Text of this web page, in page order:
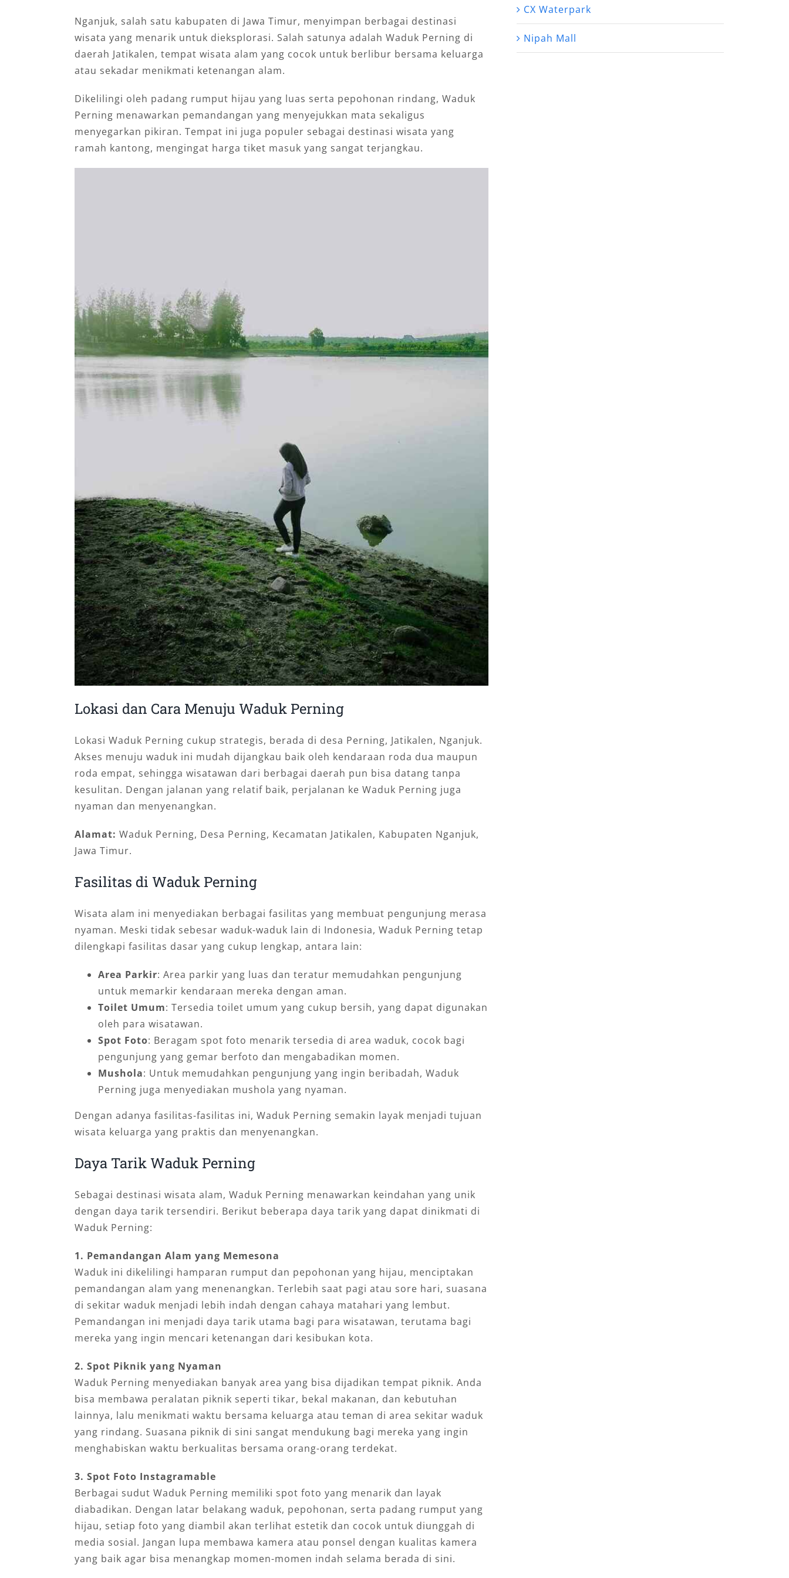
Nganjuk, salah satu kabupaten di Jawa Timur, menyimpan berbagai destinasi
wisata yang menarik untuk dieksplorasi. Salah satunya adalah Waduk Perning di
daerah Jatikalen, tempat wisata alam yang cocok untuk berlibur bersama keluarga
atau sekadar menikmati ketenangan alam.
Dikelilingi oleh padang rumput hijau yang luas serta pepohonan rindang, Waduk
Perning menawarkan pemandangan yang menyejukkan mata sekaligus
menyegarkan pikiran. Tempat ini juga populer sebagai destinasi wisata yang
ramah kantong, mengingat harga tiket masuk yang sangat terjangkau.
Lokasi dan Cara Menuju Waduk Perning
Lokasi Waduk Perning cukup strategis, berada di desa Perning, Jatikalen, Nganjuk.
Akses menuju waduk ini mudah dijangkau baik oleh kendaraan roda dua maupun
roda empat, sehingga wisatawan dari berbagai daerah pun bisa datang tanpa
kesulitan. Dengan jalanan yang relatif baik, perjalanan ke Waduk Perning juga
nyaman dan menyenangkan.
Alamat: Waduk Perning, Desa Perning, Kecamatan Jatikalen, Kabupaten Nganjuk,
Jawa Timur.
Fasilitas di Waduk Perning
Wisata alam ini menyediakan berbagai fasilitas yang membuat pengunjung merasa
nyaman. Meski tidak sebesar waduk-waduk lain di Indonesia, Waduk Perning tetap
dilengkapi fasilitas dasar yang cukup lengkap, antara lain:
Area Parkir: Area parkir yang luas dan teratur memudahkan pengunjung
untuk memarkir kendaraan mereka dengan aman.
Toilet Umum: Tersedia toilet umum yang cukup bersih, yang dapat digunakan
oleh para wisatawan.
Spot Foto: Beragam spot foto menarik tersedia di area waduk, cocok bagi
pengunjung yang gemar berfoto dan mengabadikan momen.
Mushola: Untuk memudahkan pengunjung yang ingin beribadah, Waduk
Perning juga menyediakan mushola yang nyaman.
Dengan adanya fasilitas-fasilitas ini, Waduk Perning semakin layak menjadi tujuan
wisata keluarga yang praktis dan menyenangkan.
Daya Tarik Waduk Perning
Sebagai destinasi wisata alam, Waduk Perning menawarkan keindahan yang unik
dengan daya tarik tersendiri. Berikut beberapa daya tarik yang dapat dinikmati di
Waduk Perning:
1. Pemandangan Alam yang Memesona
Waduk ini dikelilingi hamparan rumput dan pepohonan yang hijau, menciptakan
pemandangan alam yang menenangkan. Terlebih saat pagi atau sore hari, suasana
di sekitar waduk menjadi lebih indah dengan cahaya matahari yang lembut.
Pemandangan ini menjadi daya tarik utama bagi para wisatawan, terutama bagi
mereka yang ingin mencari ketenangan dari kesibukan kota.
2. Spot Piknik yang Nyaman
Waduk Perning menyediakan banyak area yang bisa dijadikan tempat piknik. Anda
bisa membawa peralatan piknik seperti tikar, bekal makanan, dan kebutuhan
lainnya, lalu menikmati waktu bersama keluarga atau teman di area sekitar waduk
yang rindang. Suasana piknik di sini sangat mendukung bagi mereka yang ingin
menghabiskan waktu berkualitas bersama orang-orang terdekat.
3. Spot Foto Instagramable
Berbagai sudut Waduk Perning memiliki spot foto yang menarik dan layak
diabadikan. Dengan latar belakang waduk, pepohonan, serta padang rumput yang
hijau, setiap foto yang diambil akan terlihat estetik dan cocok untuk diunggah di
media sosial. Jangan lupa membawa kamera atau ponsel dengan kualitas kamera
yang baik agar bisa menangkap momen-momen indah selama berada di sini.
CX Waterpark
Nipah Mall